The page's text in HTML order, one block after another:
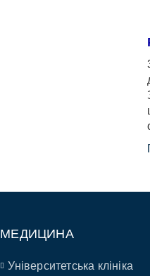
МЕДИЦИНА
Університетська клініка